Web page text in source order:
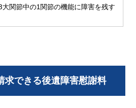
大関節中の1関節の機能に障害を残す
求できる後遺障害慰謝料